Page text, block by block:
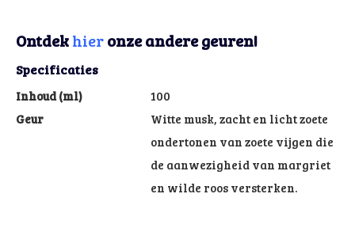
Ontdekhieronze andere geuren!
Specificaties
Inhoud (ml)
100
Geur
Witte musk, zacht en licht zoete
ondertonen van zoete vijgen die
de aanwezigheid van margriet
en wilde roos versterken.